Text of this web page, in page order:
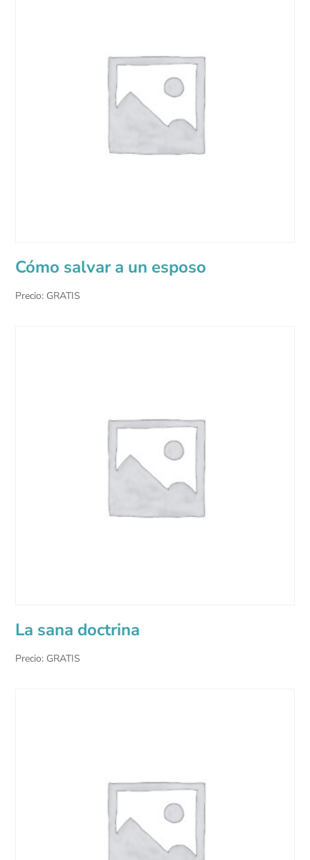
Cómo salvar a un esposo
Precio: GRATIS
La sana doctrina
Precio: GRATIS